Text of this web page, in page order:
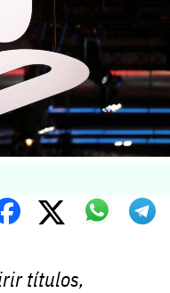
títulos,